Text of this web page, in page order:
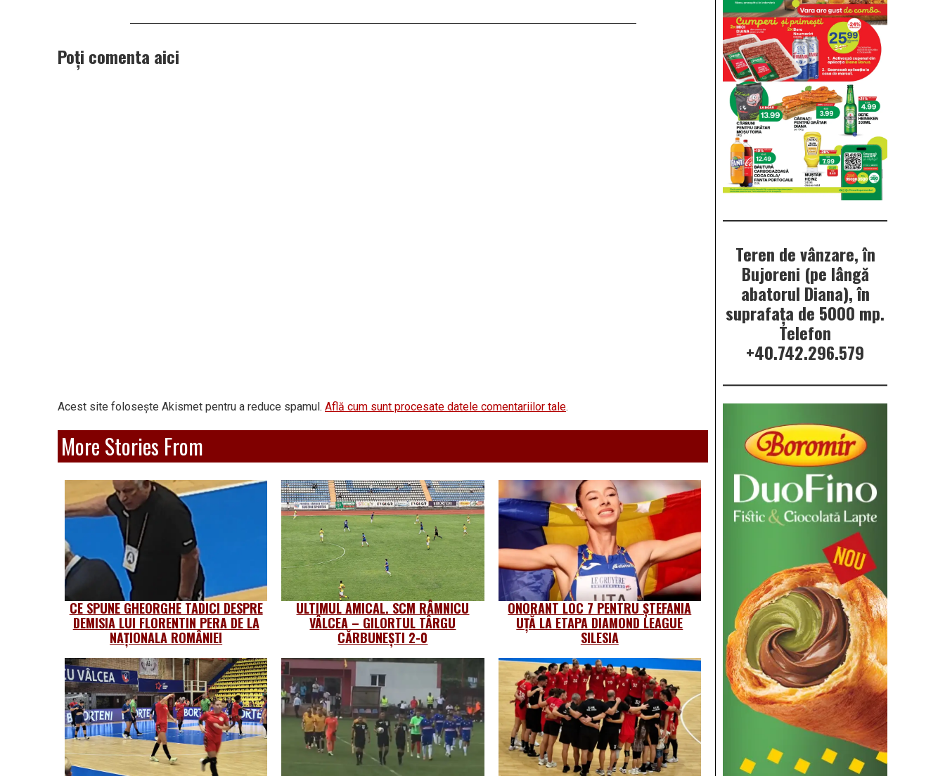
Poți comenta aici
Acest site folosește Akismet pentru a reduce spamul. Află cum sunt procesate datele comentariilor tale.
More Stories From
CE SPUNE GHEORGHE TADICI DESPRE
DEMISIA LUI FLORENTIN PERA DE LA
NAȚIONALA ROMÂNIEI
ULTIMUL AMICAL. SCM RÂMNICU
VÂLCEA – GILORTUL TÂRGU
CĂRBUNEȘTI 2-0
ONORANT LOC 7 PENTRU ȘTEFANIA
UȚĂ LA ETAPA DIAMOND LEAGUE
SILESIA
Teren de vânzare, în
Bujoreni (pe lângă
abatorul Diana), în
suprafața de 5000 mp.
Telefon
+40.742.296.579